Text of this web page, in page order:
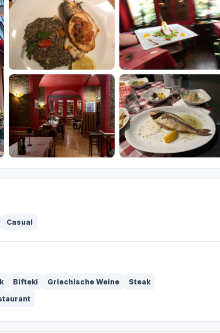
Casual
Bifteki Griechische Weine
Steak